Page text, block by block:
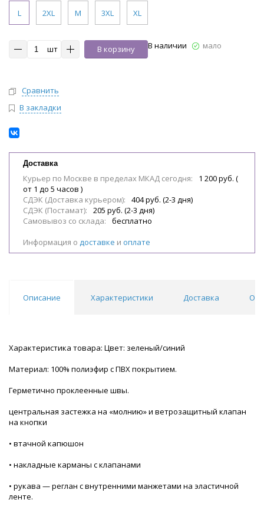
L 2XL M 3XL XL
шт В корзину В наличии мало
Сравнить
В закладки
Доставка
Курьер по Москве в пределах МКАД сегодня:
1 200 руб. (
от 1 до 5 часов )
СДЭК (Доставка курьером):
404 руб. (2-3 дня)
СДЭК (Постамат):
205 руб. (2-3 дня)
Самовывоз со склада:
бесплатно
Информация о доставке и оплате
Описание Характеристики Доставка
Характеристика товара: Цвет: зеленый/синий
Материал: 100% полиэфир с ПВХ покрытием.
Герметично проклеенные швы.
центральная застежка на «молнию» и ветрозащитный клапан
на кнопки
• втачной капюшон
• накладные карманы с клапанами
• рукава — реглан с внутренними манжетами на эластичной
ленте.